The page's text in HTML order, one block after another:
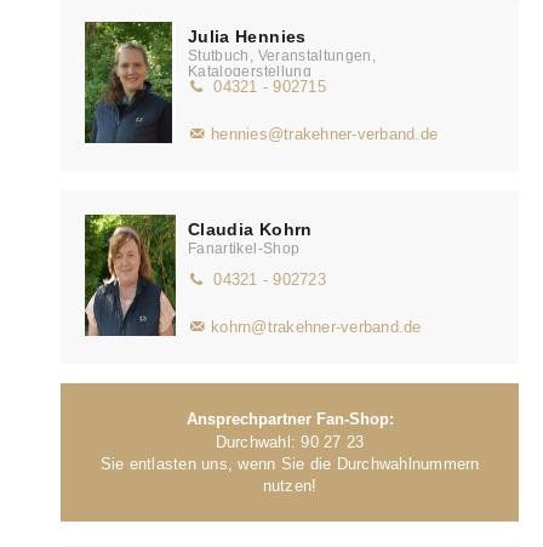
Julia Hennies
Stutbuch, Veranstaltungen,
Katalogerstellung
04321 - 902715
hennies@trakehner-verband.de
Claudia Kohrn
Fanartikel-Shop
04321 - 902723
kohrn@trakehner-verband.de
Ansprechpartner Fan-Shop:
Durchwahl: 90 27 23
Sie entlasten uns, wenn Sie die Durchwahlnummern
nutzen!